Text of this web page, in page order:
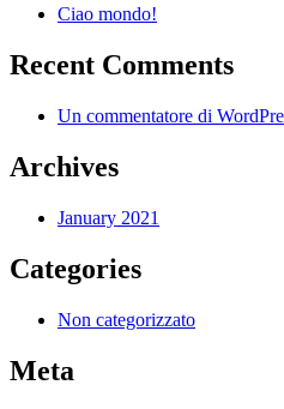
Ciao mondo!
Recent Comments
Un commentatore di
Archives
January 2021
Categories
Non categorizzato
Meta